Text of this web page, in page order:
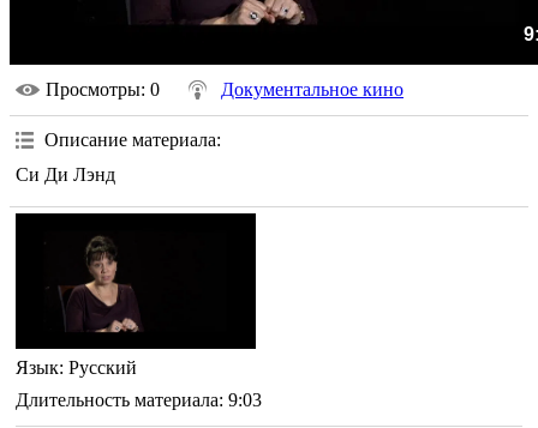
Просмотры: 0 Документальное кино
Описание материала:
Си Ди Лэнд
Язык: Русский
Длительность материала: 9:03